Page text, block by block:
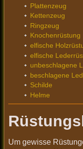
Plattenzeug
Kettenzeug
Ringzeug
Knochenrüstung
elfische
elfische
unbeschlagene
beschlagene
Schilde
Helme
Um gewisse